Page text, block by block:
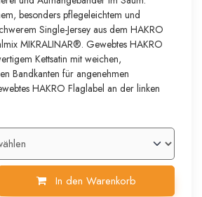
besonders pflegeleichtem und
Single-Jersey aus dem HAKRO
MIKRALINAR®. Gewebtes HAKRO
Kettsatin mit weichen,
Bandkanten für angenehmen
HAKRO Flaglabel an der linken
In den Warenkorb